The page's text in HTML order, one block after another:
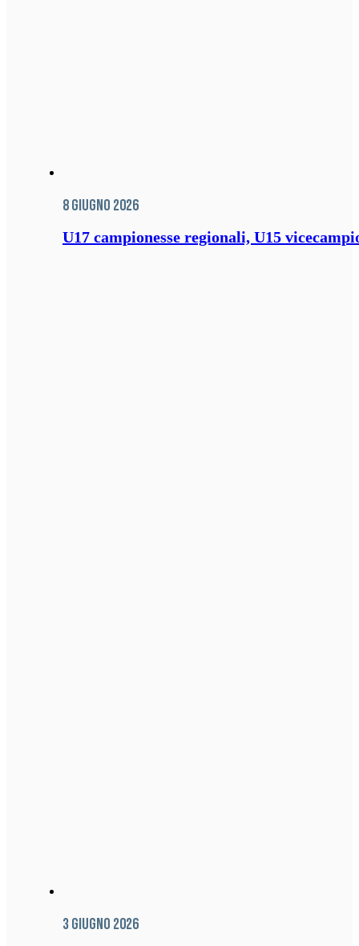
8 Giugno 2026
U17 campionesse regionali, U15
3 Giugno 2026